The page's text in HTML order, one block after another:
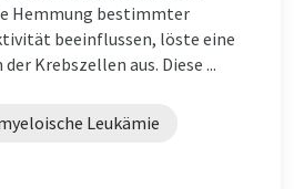
Hemmung bestimmter
beeinflussen, löste eine
Krebszellen aus. Diese ...
Leukämie